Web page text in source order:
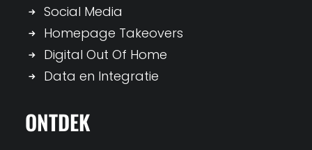
Social Media
Homepage Takeovers
Digital Out Of Home
Data en Integratie
ONTDEK